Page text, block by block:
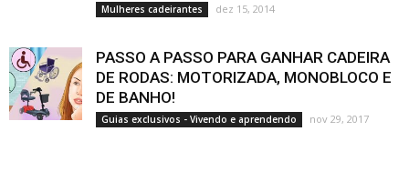
Mulheres cadeirantes dez 15, 2014
PASSO A PASSO PARA GANHAR CADEIRA
DE RODAS: MOTORIZADA, MONOBLOCO E
DE BANHO!
Guias exclusivos - Vivendo e aprendendo nov 29, 2017